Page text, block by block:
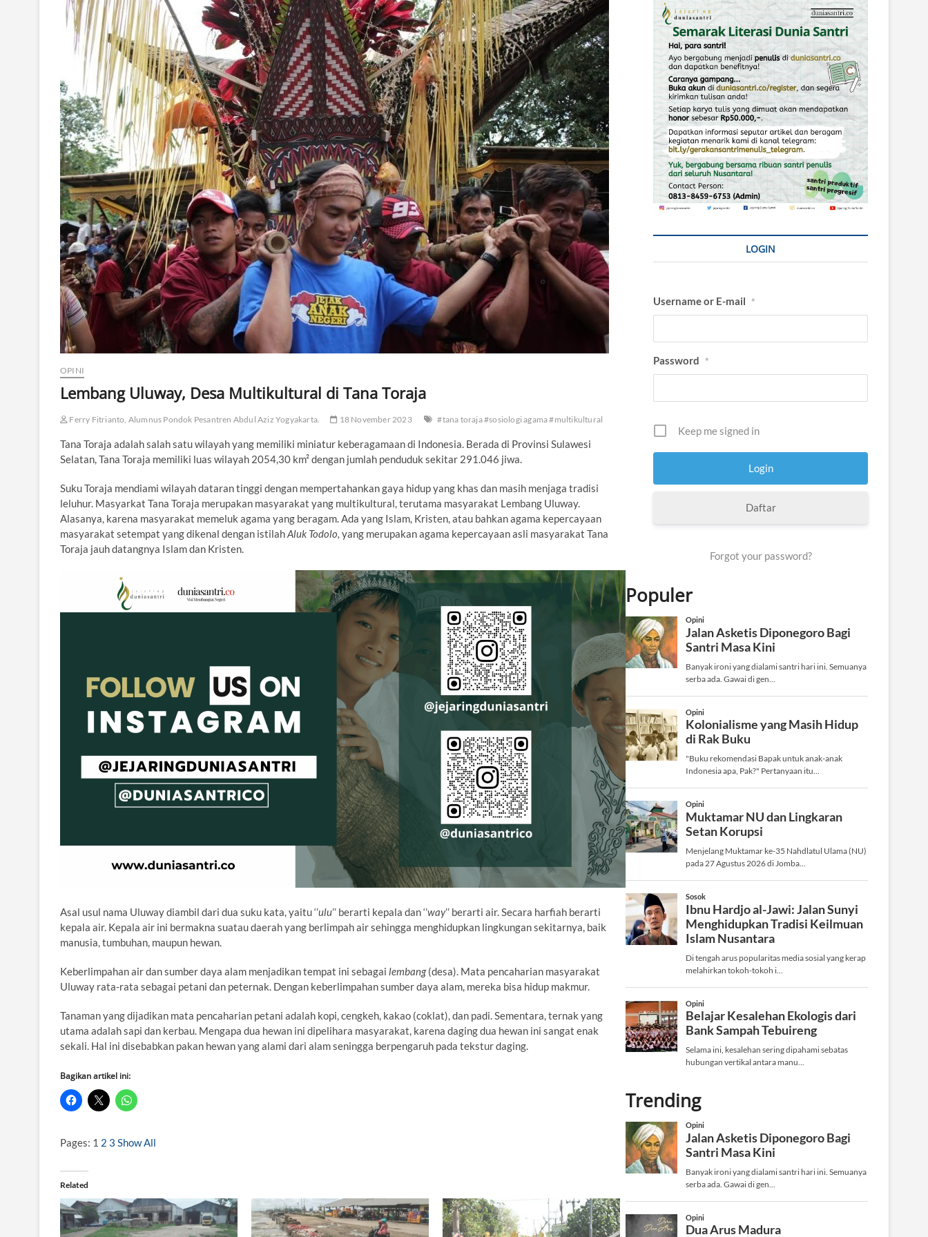
OPINI
Lembang Uluway, Desa Multikultural di Tana Toraja
Ferry Fitrianto, Alumnus Pondok Pesantren Abdul Aziz Yogyakarta. 18 November 2023 #tana toraja #sosiologi agama #multikultural
Tana Toraja adalah salah satu wilayah yang memiliki miniatur keberagamaan di Indonesia. Berada di Provinsi Sulawesi
Selatan, Tana Toraja memiliki luas wilayah 2054,30 km² dengan jumlah penduduk sekitar 291.046 jiwa.
Suku Toraja mendiami wilayah dataran tinggi dengan mempertahankan gaya hidup yang khas dan masih menjaga tradisi
leluhur. Masyarkat Tana Toraja merupakan masyarakat yang multikultural, terutama masyarakat Lembang Uluway.
Alasanya, karena masyarakat memeluk agama yang beragam. Ada yang Islam, Kristen, atau bahkan agama kepercayaan
masyarakat setempat yang dikenal dengan istilahAluk Todolo, yang merupakan agama kepercayaan asli masyarakat Tana
Toraja jauh datangnya Islam dan Kristen.
Asal usul nama Uluway diambil dari dua suku kata, yaitu ‘’ulu’’ berarti kepala dan ‘’way’’ berarti air. Secara harfiah berarti
kepala air. Kepala air ini bermakna suatau daerah yang berlimpah air sehingga menghidupkan lingkungan sekitarnya, baik
manusia, tumbuhan, maupun hewan.
Keberlimpahan air dan sumber daya alam menjadikan tempat ini sebagai lembang(desa). Mata pencaharian masyarakat
Uluway rata-rata sebagai petani dan peternak. Dengan keberlimpahan sumber daya alam, mereka bisa hidup makmur.
Tanaman yang dijadikan mata pencaharian petani adalah kopi, cengkeh, kakao (coklat), dan padi. Sementara, ternak yang
utama adalah sapi dan kerbau. Mengapa dua hewan ini dipelihara masyarakat, karena daging dua hewan ini sangat enak
sekali. Hal ini disebabkan pakan hewan yang alami dari alam seningga berpengaruh pada tekstur daging.
Bagikan artikel ini:
Pages: 1 2 3 Show All
Related
LOGIN
Username or E-mail *
Password *
Keep me signed in
Daftar
Forgot your password?
Populer
Trending